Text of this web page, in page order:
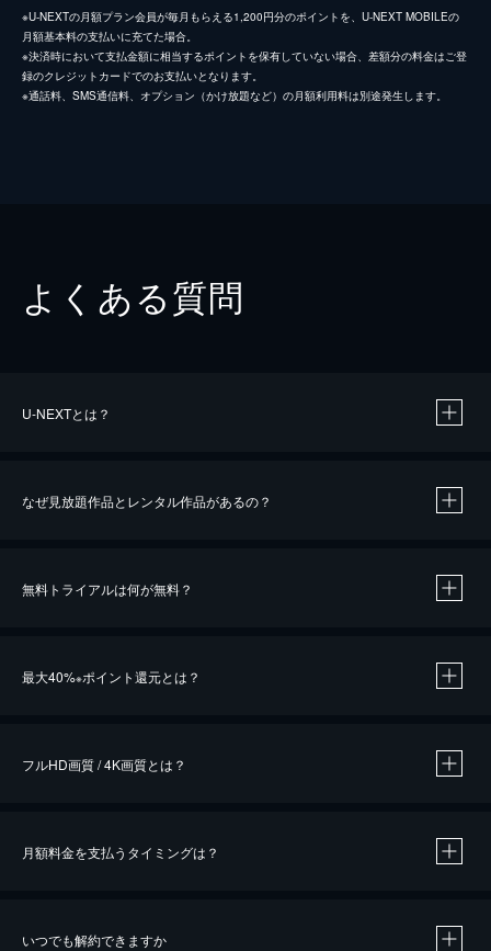
※U-NEXTの月額プラン会員が毎月もらえる1,200円分のポイントを、U-NEXT MOBILEの
月額基本料の支払いに充てた場合。
※決済時において支払金額に相当するポイントを保有していない場合、差額分の料金はご登
録のクレジットカードでのお支払いとなります。
※通話料、SMS通信料、オプション（かけ放題など）の月額利用料は別途発生します。
よくある質問
U-NEXTとは？
なぜ見放題作品とレンタル作品があるの？
無料トライアルは何が無料？
最大40%※ポイント還元とは？
※40％ポイント還元の対象は、クレジットカード決済による作品の購入 / レンタルです。
フルHD画質 / 4K画質とは？
月額料金を支払うタイミングは？
いつでも解約できますか